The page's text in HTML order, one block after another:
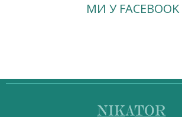
МИ У FACEBOOK